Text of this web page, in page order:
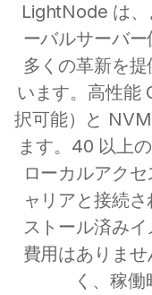
LightNode は、
ーバルサーバ
多くの革新を
います。高性能
択可能）と
ます。40 以上
ローカルアク
ャリアと接続
ストール済み
費用はありま
く、稼働